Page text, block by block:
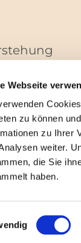
Webseite
zu können
zu Ihrer
weiter.
die Sie
haben.
9310 04